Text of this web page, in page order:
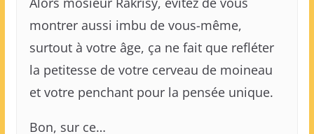
montrer aussi imbu de vous-même,
surtout à votre âge, ça ne fait que refléter
la petitesse de votre cerveau de moineau
et votre penchant pour la pensée unique.
Bon, sur ce…